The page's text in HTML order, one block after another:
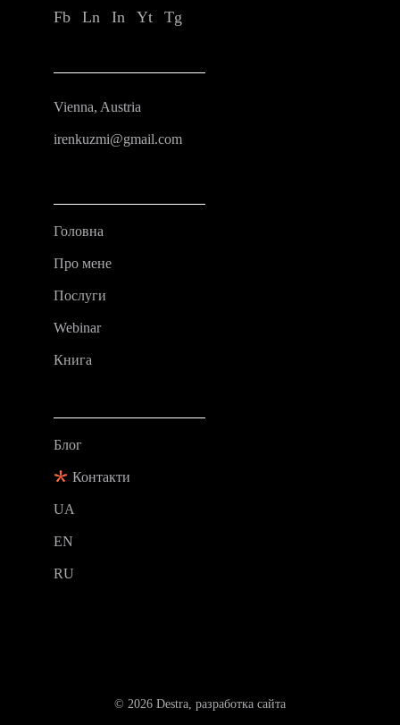
Fb Ln In Yt Tg
Vienna, Austria
irenkuzmi@gmail.com
Головна
Про мене
Послуги
Webinar
Книга
Блог
Контакти
UA
EN
RU
© 2026 Destra, разработка сайта